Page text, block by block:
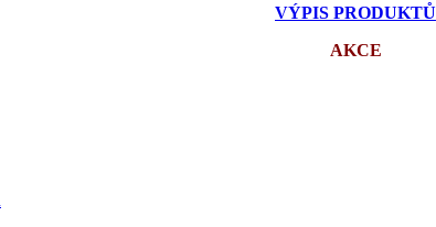
VÝPIS PRODUKTŮ
AKCE